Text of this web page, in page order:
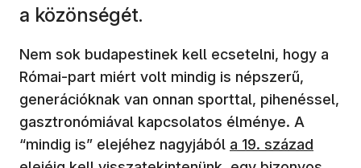
a közönségét.
Nem sok budapestinek kell ecsetelni, hogy a
Római-part miért volt mindig is népszerű,
generációknak van onnan sporttal, pihenéssel,
gasztronómiával kapcsolatos élménye. A
“mindig is” elejéhez nagyjából a 19. század